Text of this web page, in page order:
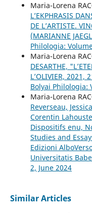
Maria-Lorena
L’EKPHRASIS
DE L’ARTISTE.
(MARIANNE
Philologia:
Maria-Lorena
DESARTHE,
L’OLIVIER, 2021,
Bolyai Philologia:
Maria-Lorena
Reverseau,
Corentin
Dispositifs enu,
Studies and
Edizioni
Universitatis
2, June 2024
Similar Articles